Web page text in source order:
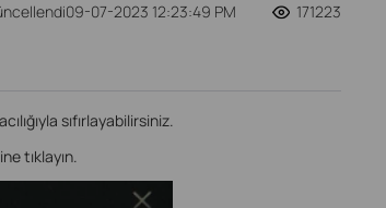
07-2023 12:23:49 PM 171223
sıfırlayabilirsiniz.
tıklayın.